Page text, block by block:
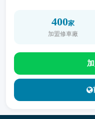
400家
加盟修車廠